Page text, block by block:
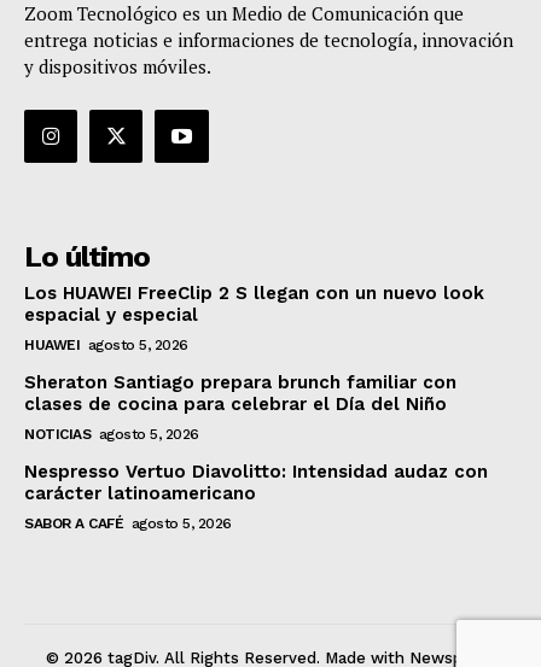
Zoom Tecnológico es un Medio de Comunicación que
entrega noticias e informaciones de tecnología, innovación
y dispositivos móviles.
Lo último
Los HUAWEI FreeClip 2 S llegan con un nuevo look
espacial y especial
HUAWEI agosto 5, 2026
Sheraton Santiago prepara brunch familiar con
clases de cocina para celebrar el Día del Niño
NOTICIAS agosto 5, 2026
Nespresso Vertuo Diavolitto: Intensidad audaz con
carácter latinoamericano
SABOR A CAFÉ agosto 5, 2026
© 2026 tagDiv. All Rights Reserved. Made with Newspaper